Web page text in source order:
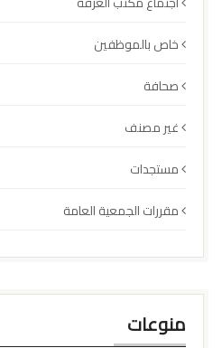
خاص بالموظفين
صحافة
غير مصنف
مستجدات
مقررات الجمعية العامة
منوعات